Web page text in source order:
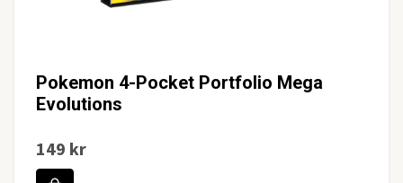
Pokemon 4-Pocket Portfolio Mega
Evolutions
149 kr